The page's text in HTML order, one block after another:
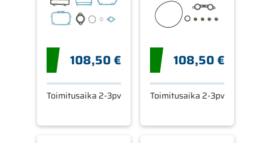
108,50 €
Toimitusaika 2-3pv
108,50 €
Toimitusaika 2-3pv